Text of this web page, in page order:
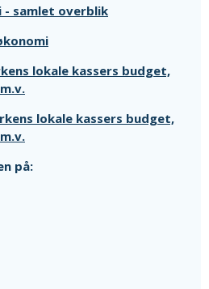
- samlet overblik
lokale kassers budget,
lokale kassers budget,
på: